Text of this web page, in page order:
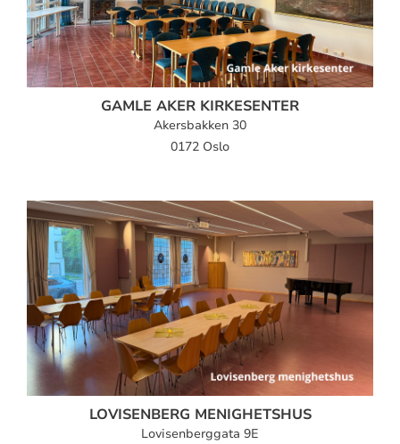
GAMLE AKER KIRKESENTER
Akersbakken 30
0172 Oslo
LOVISENBERG MENIGHETSHUS
Lovisenberggata 9E